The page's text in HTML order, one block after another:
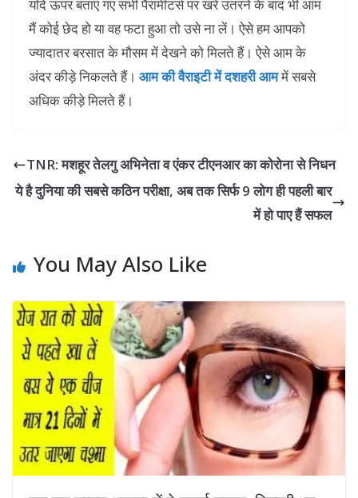
यदि ऊपर बताए गए सभी पैरामीटर्स पर खरे उतरने के बाद भी आम
मैं कोई छेद हो या वह फटा हुआ तो उसे ना लें। ऐसे हम आपको
ज्यादातर बरसात के मौसम में देखने को मिलते हैं। ऐसे आम के
अंदर कीड़े निकलते हैं। आम की वैराइटी में दशहरी आममें सबसे
अधिक कीड़े मिलते हैं।
TNR: मशहूर तेलगु अभिनेता व एंकर टीएनआर का कोरोना से निधन
ये है दुनिया की सबसे कठिन परीक्षा, अब तक सिर्फ 9 लोग ही पहली बार
में हो पाए हैं सफल
You May Also Like